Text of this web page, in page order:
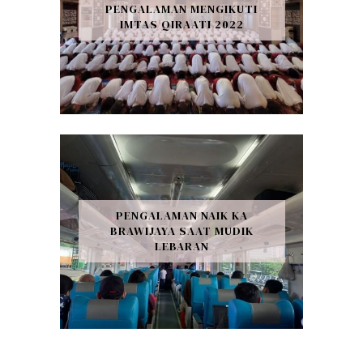
PENGALAMAN MENGIKUTI
IMTAS QIRAATI 2022
PENGALAMAN NAIK KA
BRAWIJAYA SAAT MUDIK
LEBARAN